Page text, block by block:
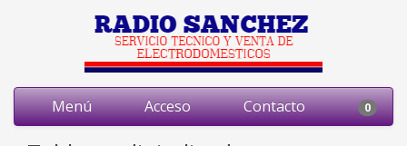
Menú Acceso Contacto 0